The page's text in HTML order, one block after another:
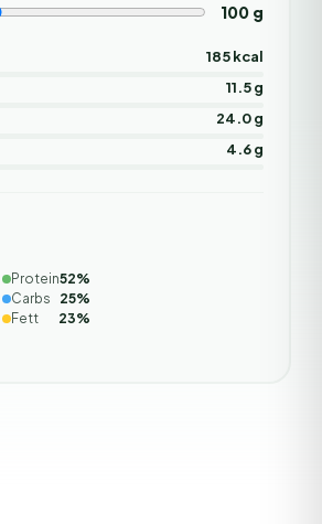
100g
185 kcal
11.5 g
24.0 g
4.6 g
Protein52%
Carbs
25%
Fett
23%